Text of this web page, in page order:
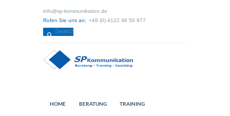
info@sp-kommunikation.de
Rufen Sie uns an: +49 (0) 4122 98 56 977
HOME BERATUNG TRAINING